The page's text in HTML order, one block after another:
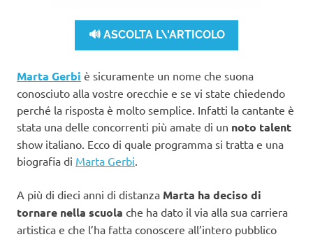
🔊 ASCOLTA L\'ARTICOLO
Marta Gerbi è sicuramente un nome che suona
conosciuto alla vostre orecchie e se vi state chiedendo
perché la risposta è molto semplice. Infatti la cantante è
stata una delle concorrenti più amate di un noto talent
show italiano. Ecco di quale programma si tratta e una
biografia di Marta Gerbi
A più di dieci anni di distanza Marta ha deciso di
tornare nella scuola che ha dato il via alla sua carriera
artistica e che l’ha fatta conoscere all’intero pubblico